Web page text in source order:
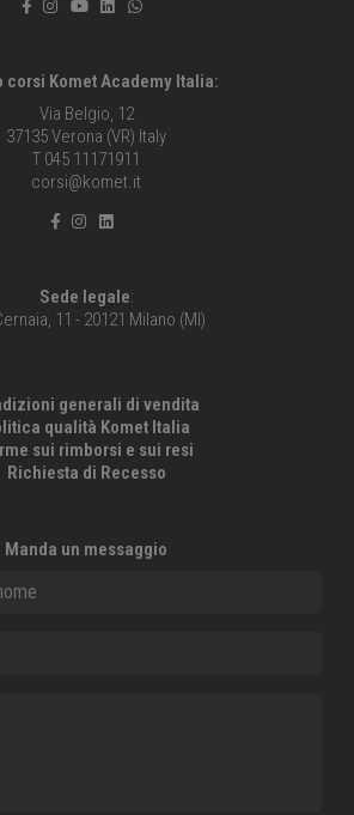
corsi Komet Academy Italia:
Via Belgio, 12
37135 Verona (VR) Italy
T 045 11171911
corsi@komet.it
Sede legale:
11 - 20121 Milano (MI)
generali di vendita
qualità Komet Italia
sui rimborsi e sui resi
Richiesta di Recesso
Manda un messaggio